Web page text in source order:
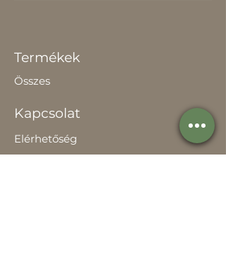
Termékek
Összes
Kapcsolat
Elérhetőség